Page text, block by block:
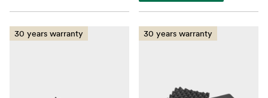
30 years warranty 30 years warranty